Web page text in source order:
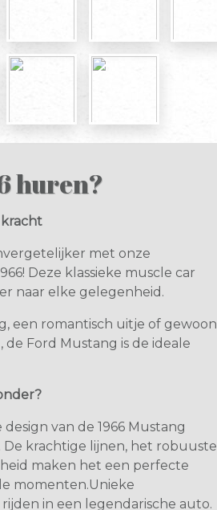
huren?
kracht
met onze
Deze klassieke muscle car
naar elke gelegenheid.
een romantisch uitje of gewoon
Ford Mustang is de ideale
van de 1966 Mustang
krachtige lijnen, het robuuste
maken het een perfecte
momenten.Unieke
in een legendarische auto.